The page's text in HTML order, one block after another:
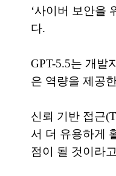
‘사이버 보안을
다.
GPT-5.5는 개발
은 역량을 제공
신뢰 기반 접근
서 더 유용하게
점이 될 것이라